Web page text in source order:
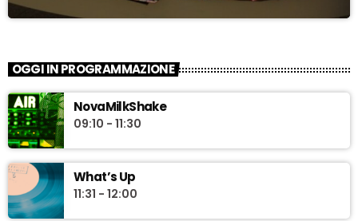
OGGI IN PROGRAMMAZIONE
NovaMilkShake
09:10 - 11:30
What’s Up
11:31 - 12:00